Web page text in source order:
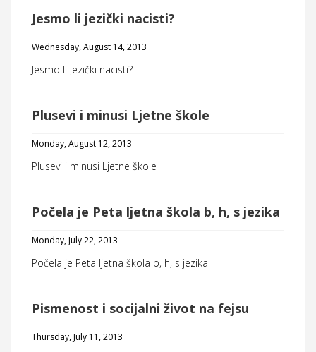
Jesmo li jezički nacisti?
Wednesday, August 14, 2013
Jesmo li jezički nacisti?
Plusevi i minusi Ljetne škole
Monday, August 12, 2013
Plusevi i minusi Ljetne škole
Počela je Peta ljetna škola b, h, s jezika
Monday, July 22, 2013
Počela je Peta ljetna škola b, h, s jezika
Pismenost i socijalni život na fejsu
Thursday, July 11, 2013